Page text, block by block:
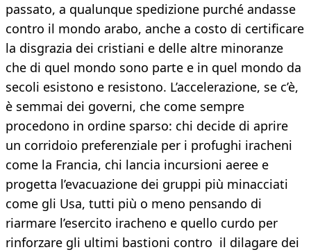
passato, a qualunque spedizione purché andasse
contro il mondo arabo, anche a costo di certificare
la disgrazia dei cristiani e delle altre minoranze
che di quel mondo sono parte e in quel mondo da
secoli esistono e resistono. L’accelerazione, se c’è,
è semmai dei governi, che come sempre
procedono in ordine sparso: chi decide di aprire
un corridoio preferenziale per i profughi iracheni
come la Francia, chi lancia incursioni aeree e
progetta l’evacuazione dei gruppi più minacciati
come gli Usa, tutti più o meno pensando di
riarmare l’esercito iracheno e quello curdo per
rinforzare gli ultimi bastioni contro il dilagare dei